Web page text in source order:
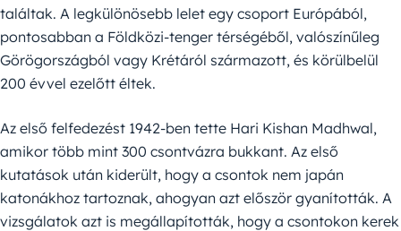
találtak. A legkülönösebb lelet egy csoport Európából,
pontosabban a Földközi-tenger térségéből, valószínűleg
Görögországból vagy Krétáról származott, és körülbelül
200 évvel ezelőtt éltek.
Az első felfedezést 1942-ben tette Hari Kishan Madhwal,
amikor több mint 300 csontvázra bukkant. Az első
kutatások után kiderült, hogy a csontok nem japán
katonákhoz tartoznak, ahogyan azt először gyanították. A
vizsgálatok azt is megállapították, hogy a csontokon kerek